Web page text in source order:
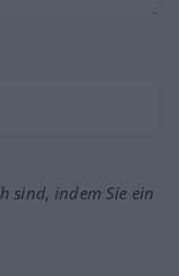
sind, indem Sie ein